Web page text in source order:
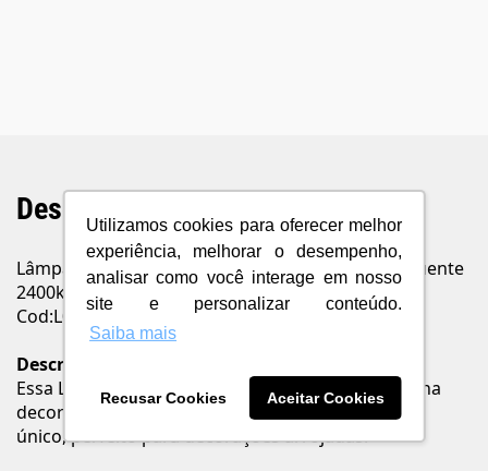
Utilizamos cookies para oferecer melhor
experiência, melhorar o desempenho,
analisar como você interage em nosso
site e personalizar conteúdo.
Saiba mais
Recusar Cookies Aceitar Cookies
Descrição do Produto
Lâmpada LED Decorativa E27 Bivolt 5w Branco Quente
2400k Starlux
Cod:L016C5-BVT
Descrição
Essa Lâmpada de Efeito é para quem quer ousar na
decoração, deixando seu ambiente com um estilo
único, perfeito para decorações arrojadas.